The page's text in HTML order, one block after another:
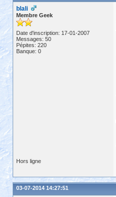
blali
Membre Geek
Date d'inscription: 17-01-2007
Messages: 50
Pépites: 220
Banque: 0
Hors ligne
03-07-2014 14:27:51